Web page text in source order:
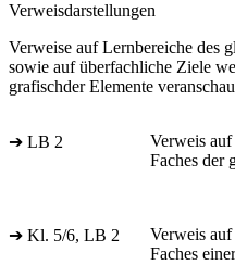
Verweisdarstellungen
Verweise auf Lernbereiche des
sowie auf überfachliche Ziele
grafischder Elemente
➔ LB 2
Verweis
Faches der
➔ Kl. 5/6, LB 2
Verweis
Faches